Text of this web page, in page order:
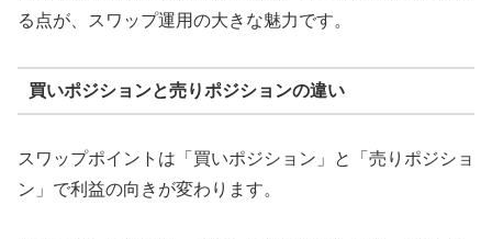
る点が、スワップ運用の大きな魅力です。
買いポジションと売りポジションの違い
スワップポイントは「買いポジション」と「売りポジショ
ン」で利益の向きが変わります。